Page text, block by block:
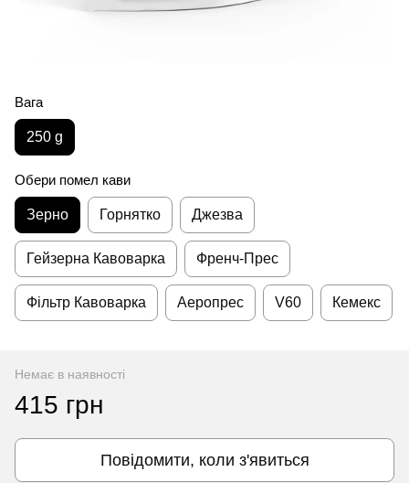
Вага
250 g
Обери помел кави
Зерно Горнятко Джезва
Гейзерна Кавоварка Френч-Прес
Фільтр Кавоварка Аеропрес V60 Кемекс
Немає в наявності
415 грн
Повідомити, коли з'явиться